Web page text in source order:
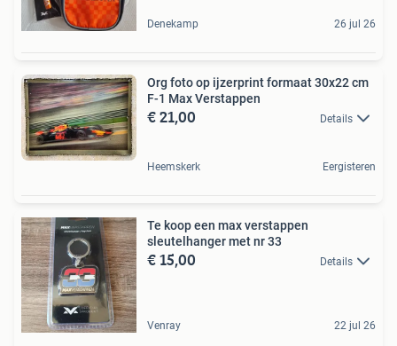
Denekamp 26 jul 26
Org foto op ijzerprint formaat 30x22 cm
F-1 Max Verstappen
€ 21,00 Details
Heemskerk Eergisteren
Te koop een max verstappen
sleutelhanger met nr 33
€ 15,00 Details
Venray 22 jul 26